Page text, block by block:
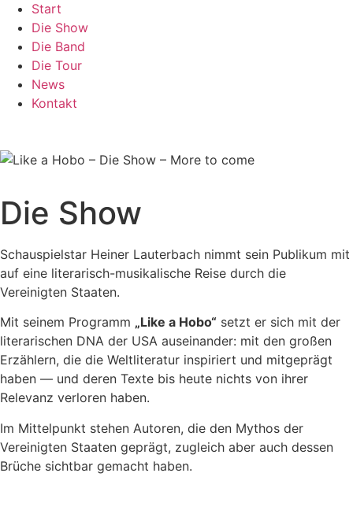
Start
Die Show
Die Band
Die Tour
News
Kontakt
Die Show
Schauspielstar Heiner Lauterbach nimmt sein Publikum mit
auf eine literarisch-musikalische Reise durch die
Vereinigten Staaten.
Mit seinem Programm „Like a Hobo“ setzt er sich mit der
literarischen DNA der USA auseinander: mit den großen
Erzählern, die die Weltliteratur inspiriert und mitgeprägt
haben — und deren Texte bis heute nichts von ihrer
Relevanz verloren haben.
Im Mittelpunkt stehen Autoren, die den Mythos der
Vereinigten Staaten geprägt, zugleich aber auch dessen
Brüche sichtbar gemacht haben.